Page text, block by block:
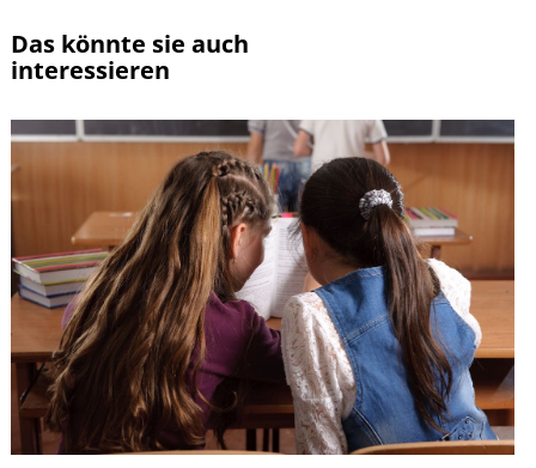
Das könnte sie auch
interessieren